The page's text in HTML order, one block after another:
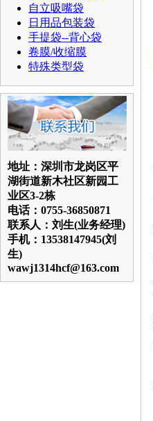
自立吸嘴袋
日用品包装袋
手提袋--背心袋
卷膜/收缩膜
特殊类型袋
地址：深圳市龙岗区平
湖街道新木社区新园工
业区3-2栋
电话：0755-36850871
联系人：刘生(业务经理)
手机：13538147945(刘
生)
wawj1314hcf@163.com